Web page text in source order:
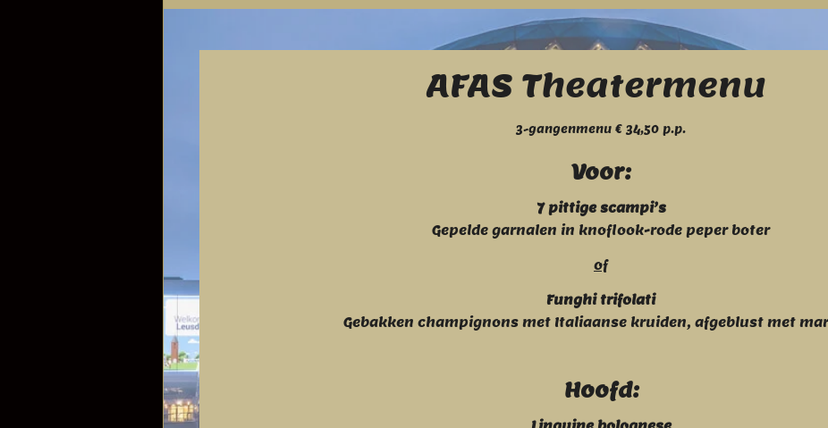
AFAS Theatermenu
3-gangenmenu € 34,50 p.p.
Voor:
7 pittige scampi’s
Gepelde garnalen in knoflook-rode peper boter
of
Funghi trifolati
Gebakken champignons met Italiaanse kruiden, afgeblust met
Hoofd: